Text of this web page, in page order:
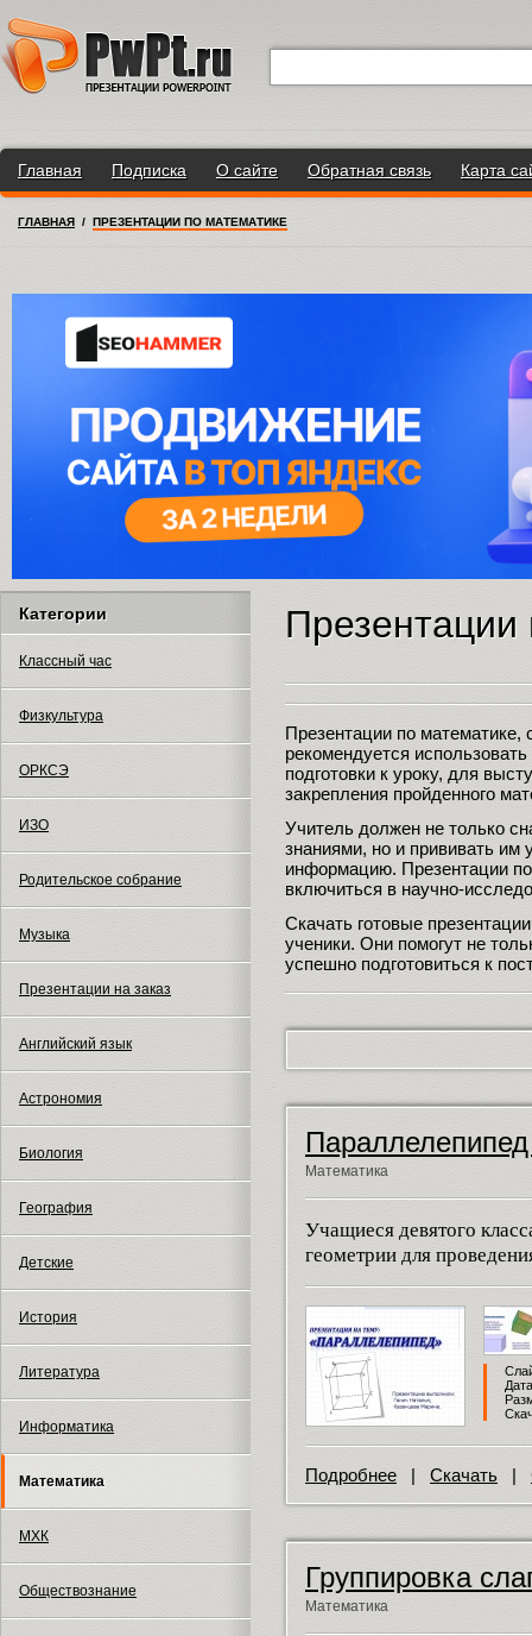
Главная Подписка О сайте Обратная связь Карта
ГЛАВНАЯ / ПРЕЗЕНТАЦИИ ПО МАТЕМАТИКЕ
Категории
Классный час
Физкультура
ОРКСЭ
ИЗО
Родительское собрание
Музыка
Презентации на заказ
Английский язык
Астрономия
Биология
География
Детские
История
Литература
Информатика
Математика
МХК
Обществознание
Презентации
Презентации по
рекомендуется
подготовки к уроку, для
закрепления пройденного
Учитель должен не только
знаниями, но и прививать им
информацию. Презентации
включиться в научно-
Скачать готовые
ученики. Они помогут не
успешно подготовиться к
Математика
Учащиеся девятого
геометрии для
Подробнее | Скачать |
Группировка
Математика